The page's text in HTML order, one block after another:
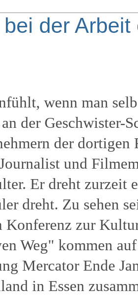
der Arbeit
wenn man
der Geschwister-
der
und
Er dreht zurzeit
dreht. Zu sehen
Konferenz zur
Weg" kommen
Mercator Ende
in Essen